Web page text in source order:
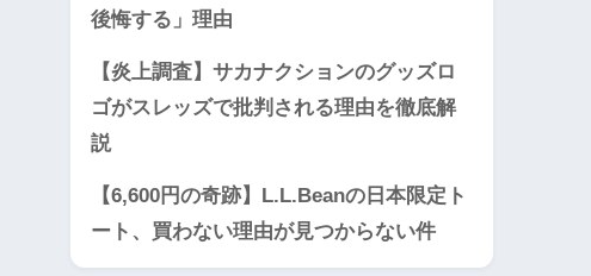
後悔する」理由
【炎上調査】サカナクションのグッズロ
ゴがスレッズで批判される理由を徹底解
説
【6,600円の奇跡】L.L.Beanの日本限定ト
ート、買わない理由が見つからない件